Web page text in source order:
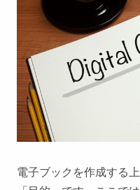
電子ブックを作成する